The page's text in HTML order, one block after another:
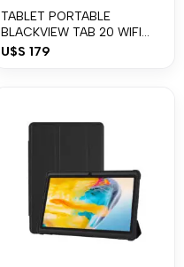
TABLET PORTABLE
BLACKVIEW TAB 20 WIFI
4+8GB 64GB
U$S 179